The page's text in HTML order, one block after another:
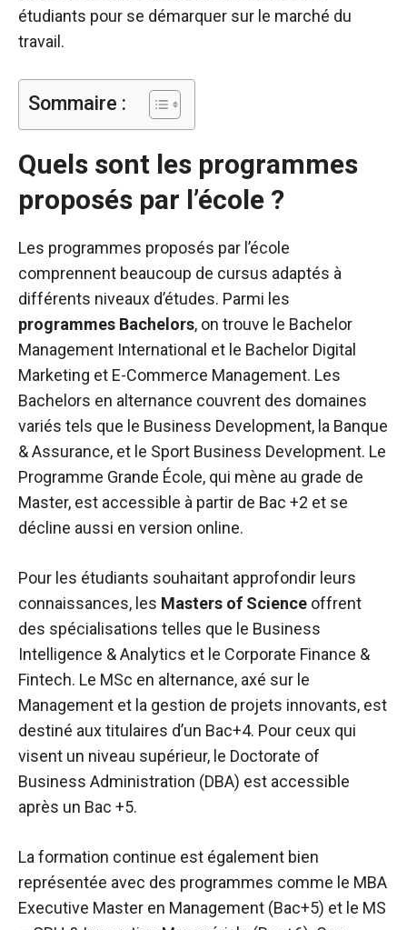
étudiants pour se démarquer sur le marché du
travail.
Sommaire :
Quels sont les programmes
proposés par l’école ?
Les programmes proposés par l’école
comprennent beaucoup de cursus adaptés à
différents niveaux d’études. Parmi les
programmes Bachelors, on trouve le Bachelor
Management International et le Bachelor Digital
Marketing et E-Commerce Management. Les
Bachelors en alternance couvrent des domaines
variés tels que le Business Development, la Banque
& Assurance, et le Sport Business Development. Le
Programme Grande École, qui mène au grade de
Master, est accessible à partir de Bac +2 et se
décline aussi en version online.
Pour les étudiants souhaitant approfondir leurs
connaissances, les Masters of Science offrent
des spécialisations telles que le Business
Intelligence & Analytics et le Corporate Finance &
Fintech. Le MSc en alternance, axé sur le
Management et la gestion de projets innovants, est
destiné aux titulaires d’un Bac+4. Pour ceux qui
visent un niveau supérieur, le Doctorate of
Business Administration (DBA) est accessible
après un Bac +5.
La formation continue est également bien
représentée avec des programmes comme le MBA
Executive Master en Management (Bac+5) et le MS